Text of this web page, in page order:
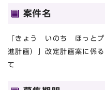
案件名
「きょう いのち ほっとプ
進計画）」改定計画案に係
て